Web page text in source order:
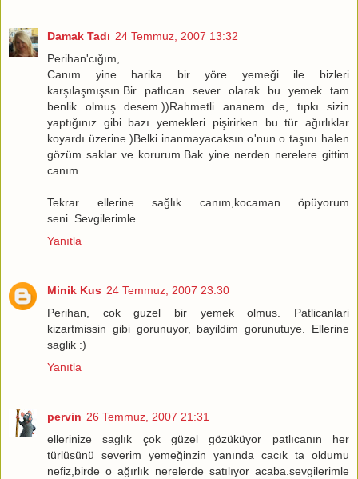
Damak Tadı 24 Temmuz, 2007 13:32
Perihan'cığım,
Canım yine harika bir yöre yemeği ile bizleri
karşılaşmışsın.Bir patlıcan sever olarak bu yemek tam
benlik olmuş desem.))Rahmetli ananem de, tıpkı sizin
yaptığınız gibi bazı yemekleri pişirirken bu tür ağırlıklar
koyardı üzerine.)Belki inanmayacaksın o'nun o taşını halen
gözüm saklar ve korurum.Bak yine nerden nerelere gittim
canım.
Tekrar ellerine sağlık canım,kocaman öpüyorum
seni..Sevgilerimle..
Yanıtla
Minik Kus 24 Temmuz, 2007 23:30
Perihan, cok guzel bir yemek olmus. Patlicanlari
kizartmissin gibi gorunuyor, bayildim gorunutuye. Ellerine
saglik :)
Yanıtla
pervin 26 Temmuz, 2007 21:31
ellerinize saglık çok güzel gözüküyor patlıcanın her
türlüsünü severim yemeğinzin yanında cacık ta oldumu
nefiz,birde o ağırlık nerelerde satılıyor acaba.sevgilerimle